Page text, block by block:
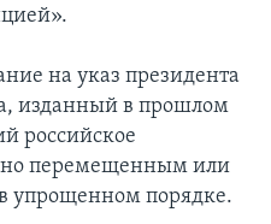
на указ президента
изданный в прошлом
российское
перемещенным или
упрощенном порядке.